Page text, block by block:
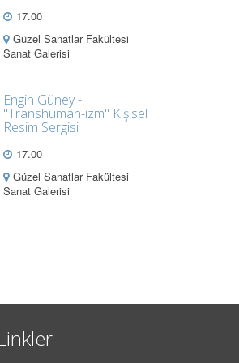
17.00
Güzel Sanatlar Fakültesi
Sanat Galerisi
Engin Güney -
"Transhüman-izm" Kişisel
Resim Sergisi
17.00
Güzel Sanatlar Fakültesi
Sanat Galerisi